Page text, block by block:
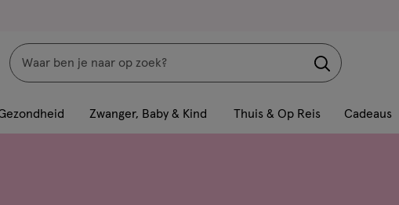
Zoeken
met
dit
Zwanger, Baby & Kind Thuis & Op Reis Cadeaus